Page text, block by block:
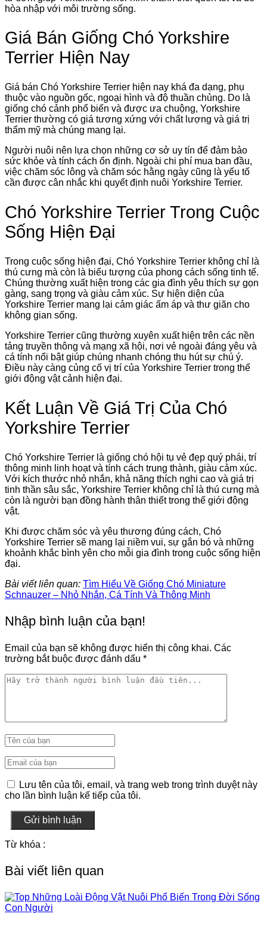
hòa nhập với môi trường sống.
Giá Bán Giống Chó Yorkshire
Terrier Hiện Nay
Giá bán Chó Yorkshire Terrier hiện nay khá đa dạng, phụ
thuộc vào nguồn gốc, ngoại hình và độ thuần chủng. Do là
giống chó cảnh phổ biến và được ưa chuộng, Yorkshire
Terrier thường có giá tương xứng với chất lượng và giá trị
thẩm mỹ mà chúng mang lại.
Người nuôi nên lựa chọn những cơ sở uy tín để đảm bảo
sức khỏe và tính cách ổn định. Ngoài chi phí mua ban đầu,
việc chăm sóc lông và chăm sóc hằng ngày cũng là yếu tố
cần được cân nhắc khi quyết định nuôi Yorkshire Terrier.
Chó Yorkshire Terrier Trong Cuộc
Sống Hiện Đại
Trong cuộc sống hiện đại, Chó Yorkshire Terrier không chỉ là
thú cưng mà còn là biểu tượng của phong cách sống tinh tế.
Chúng thường xuất hiện trong các gia đình yêu thích sự gọn
gàng, sang trọng và giàu cảm xúc. Sự hiện diện của
Yorkshire Terrier mang lại cảm giác ấm áp và thư giãn cho
không gian sống.
Yorkshire Terrier cũng thường xuyên xuất hiện trên các nền
tảng truyền thông và mạng xã hội, nơi vẻ ngoài đáng yêu và
cá tính nổi bật giúp chúng nhanh chóng thu hút sự chú ý.
Điều này càng củng cố vị trí của Yorkshire Terrier trong thế
giới động vật cảnh hiện đại.
Kết Luận Về Giá Trị Của Chó
Yorkshire Terrier
Chó Yorkshire Terrier là giống chó hội tụ vẻ đẹp quý phái, trí
thông minh linh hoạt và tính cách trung thành, giàu cảm xúc.
Với kích thước nhỏ nhắn, khả năng thích nghi cao và giá trị
tinh thần sâu sắc, Yorkshire Terrier không chỉ là thú cưng mà
còn là người bạn đồng hành thân thiết trong thế giới động
vật.
Khi được chăm sóc và yêu thương đúng cách, Chó
Yorkshire Terrier sẽ mang lại niềm vui, sự gắn bó và những
khoảnh khắc bình yên cho mỗi gia đình trong cuộc sống hiện
đại.
Bài viết liên quan: Tìm Hiểu Về Giống Chó Miniature
Schnauzer – Nhỏ Nhắn, Cá Tính Và Thông Minh
Nhập bình luận của bạn!
Email của bạn sẽ không được hiển thị công khai. Các
trường bắt buộc được đánh dấu *
Lưu tên của tôi, email, và trang web trong trình duyệt này
cho lần bình luận kế tiếp của tôi.
Gửi bình luận
Từ khóa :
Bài viết liên quan